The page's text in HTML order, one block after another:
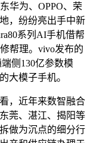
为、OPPO、荣
，纷纷亮出手中新
系列AI手机借帮
帮理。vivo发布的
侧130亿参数模
大模子手机。
，近年来数智融合
莞、湛江、揭阳等
做为沉点的细分行